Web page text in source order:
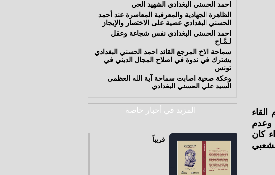
وعدم
كان
احمد الحسني البغدادي الشهيد الحي
الظاهرة الجهادية والمعرفية المعاصرة عند أحمد
الحسني البغدادي عصية على الاختصار والإيجاز
احمد الحسني البغدادي نفس شجاعة وعقل
لـمَّـاح
سماحة الاخ المرجع القائد احمد الحسني البغدادي
يشترك في ندوة في اصلاح المجال الديني في
تونس
وعكة صحية اصابت سماحة آية الله العظمى
السيد علي الحسني البغدادي
المزيد في أخبار خاصة
قريباً